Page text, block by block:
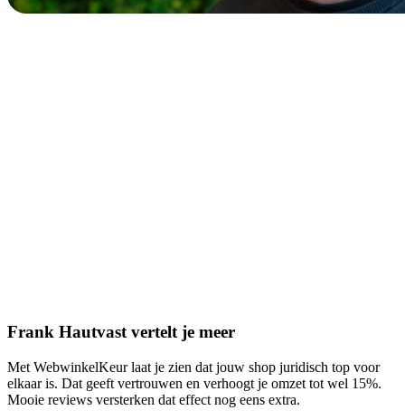
Frank Hautvast vertelt je meer
Met WebwinkelKeur laat je zien dat jouw shop juridisch top voor
elkaar is. Dat geeft vertrouwen en verhoogt je omzet tot wel 15%.
Mooie reviews versterken dat effect nog eens extra.